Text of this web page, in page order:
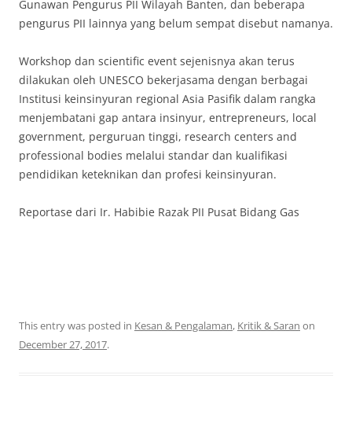
Gunawan Pengurus PII Wilayah Banten, dan beberapa
pengurus PII lainnya yang belum sempat disebut namanya.
Workshop dan scientific event sejenisnya akan terus
dilakukan oleh UNESCO bekerjasama dengan berbagai
Institusi keinsinyuran regional Asia Pasifik dalam rangka
menjembatani gap antara insinyur, entrepreneurs, local
government, perguruan tinggi, research centers and
professional bodies melalui standar dan kualifikasi
pendidikan keteknikan dan profesi keinsinyuran.
Reportase dari Ir. Habibie Razak PII Pusat Bidang Gas
This entry was posted in Kesan & Pengalaman, Kritik & Saran on
December 27, 2017.